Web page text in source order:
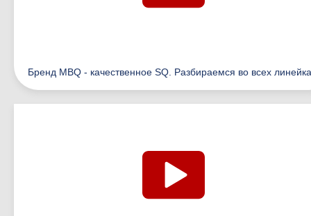
Бренд MBQ - качественное SQ. Разбираемся во всех